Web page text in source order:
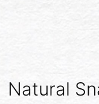
Natural